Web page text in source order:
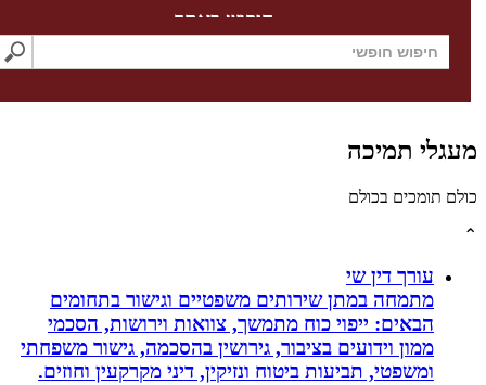
חיפוש באתר
תמיכה
תומכים בכולם
עורך דין שי
מתמחה במתן שירותים משפטיים וגישור בתחומים
הבאים: ייפוי כוח מתמשך, צוואות וירושות, הסכמי
ממון וידועים בציבור, גירושין בהסכמה, גישור משפחתי
ומשפטי, תביעות ביטוח ונזיקין, דיני מקרקעין וחוזים.